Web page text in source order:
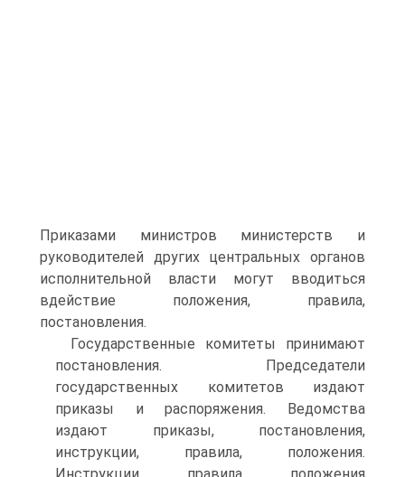
Приказами министров министерств и
руководителей других центральных органов
исполнительной власти могут вводиться
вдействие положения, правила,
постановления.
Государственные комитеты принимают
постановления. Председатели
государственных комитетов издают
приказы и распоряжения. Ведомства
издают приказы, постановления,
инструкции, правила, положения.